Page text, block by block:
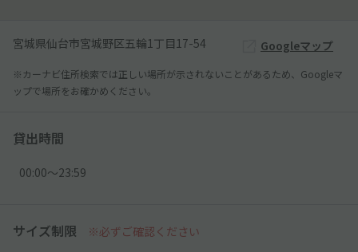
宮城県仙台市宮城野区五輪1丁目17-54 Googleマップ
※カーナビ住所検索では正しい場所が示されないことがあるため、Googleマ
ップで場所をお確かめください。
貸出時間
00:00〜23:59
サイズ制限 ※必ずご確認ください